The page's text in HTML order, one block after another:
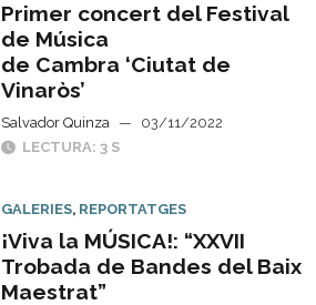
Primer concert del Festival
de Música
de Cambra ‘Ciutat de
Vinaròs’
Salvador Quinza —
03/11/2022
LECTURA: 3 S
GALERIES, REPORTATGES
¡Viva la MÚSICA!: “XXVII
Trobada de Bandes del Baix
Maestrat”